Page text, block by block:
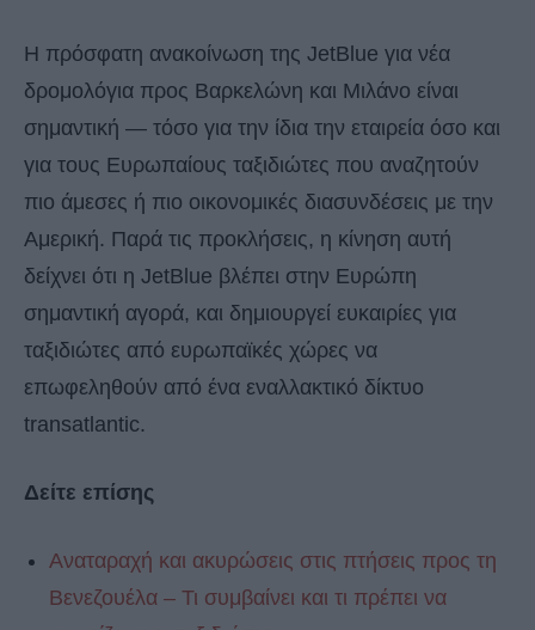
Η πρόσφατη ανακοίνωση της JetBlue για νέα
δρομολόγια προς Βαρκελώνη και Μιλάνο είναι
σημαντική — τόσο για την ίδια την εταιρεία όσο και
για τους Ευρωπαίους ταξιδιώτες που αναζητούν
πιο άμεσες ή πιο οικονομικές διασυνδέσεις με την
Αμερική. Παρά τις προκλήσεις, η κίνηση αυτή
δείχνει ότι η JetBlue βλέπει στην Ευρώπη
σημαντική αγορά, και δημιουργεί ευκαιρίες για
ταξιδιώτες από ευρωπαϊκές χώρες να
επωφεληθούν από ένα εναλλακτικό δίκτυο
transatlantic.
Δείτε επίσης
Αναταραχή και ακυρώσεις στις πτήσεις προς τη
Βενεζουέλα – Τι συμβαίνει και τι πρέπει να